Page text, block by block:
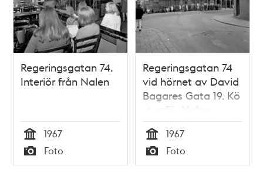
Regeringsgatan 74.
Interiör från Nalen
Tid
1967
Typ
Foto
Regeringsgatan 74
vid hörnet av David
Bagares Gata 19. Kö
utanför Nalen
Tid
1967
Typ
Foto